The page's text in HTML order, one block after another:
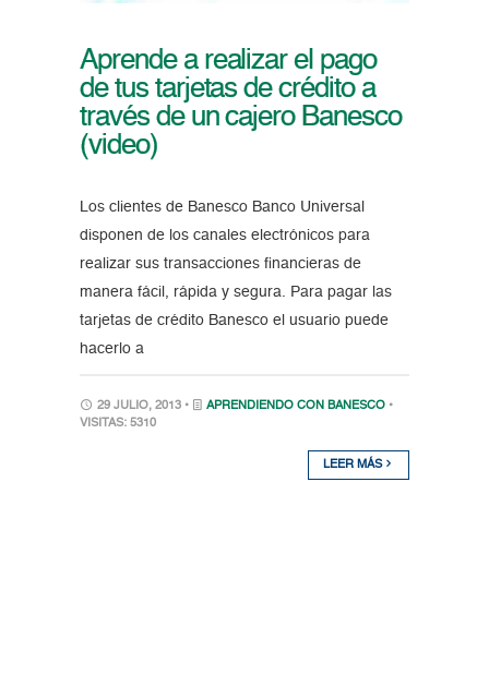
Aprende a realizar el pago
de tus tarjetas de crédito a
través de un cajero Banesco
(video)
Los clientes de Banesco Banco Universal
disponen de los canales electrónicos para
realizar sus transacciones financieras de
manera fácil, rápida y segura. Para pagar las
tarjetas de crédito Banesco el usuario puede
hacerlo a
29 JULIO, 2013 • APRENDIENDO CON BANESCO •
VISITAS: 5310
LEER MÁS